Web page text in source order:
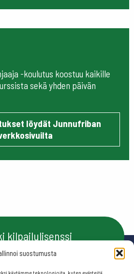
suostumusta
käytämme teknologioita, kuten evästeitä,
-koulutus koostuu kaikille
sekä yhden päivän
löydät Junnufriban
kilpailulisenssi